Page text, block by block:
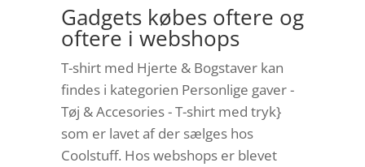
Gadgets købes oftere og
oftere i webshops
T-shirt med Hjerte & Bogstaver kan
findes i kategorien Personlige gaver -
Tøj & Accesories - T-shirt med tryk}
som er lavet af der sælges hos
Coolstuff. Hos webshops er blevet